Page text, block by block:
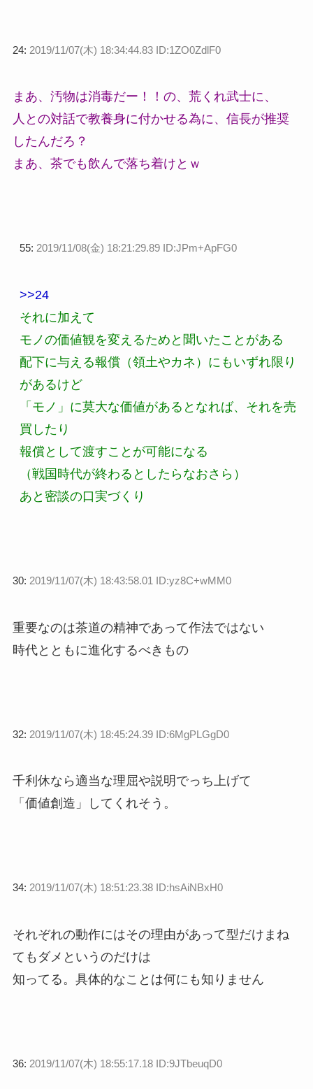
24: 2019/11/07(木) 18:34:44.83 ID:1ZO0ZdlF0
まあ、汚物は消毒だー！！の、荒くれ武士に、
人との対話で教養身に付かせる為に、信長が推奨
したんだろ？
まあ、茶でも飲んで落ち着けとｗ
55: 2019/11/08(金) 18:21:29.89 ID:JPm+ApFG0
>>24
それに加えて
モノの価値観を変えるためと聞いたことがある
配下に与える報償（領土やカネ）にもいずれ限り
があるけど
「モノ」に莫大な価値があるとなれば、それを売
買したり
報償として渡すことが可能になる
（戦国時代が終わるとしたらなおさら）
あと密談の口実づくり
30: 2019/11/07(木) 18:43:58.01 ID:yz8C+wMM0
重要なのは茶道の精神であって作法ではない
時代とともに進化するべきもの
32: 2019/11/07(木) 18:45:24.39 ID:6MgPLGgD0
千利休なら適当な理屈や説明でっち上げて
「価値創造」してくれそう。
34: 2019/11/07(木) 18:51:23.38 ID:hsAiNBxH0
それぞれの動作にはその理由があって型だけまね
てもダメというのだけは
知ってる。具体的なことは何にも知りません
36: 2019/11/07(木) 18:55:17.18 ID:9JTbeuqD0